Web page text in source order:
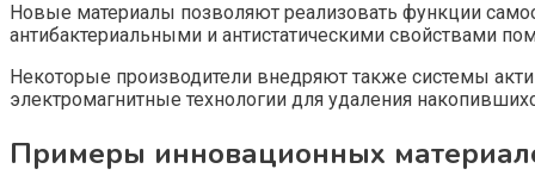
Новые материалы позволяют реализовать функции
антибактериальными и антистатическими свойствами
Некоторые производители внедряют также системы
электромагнитные технологии для удаления
Примеры инновационных